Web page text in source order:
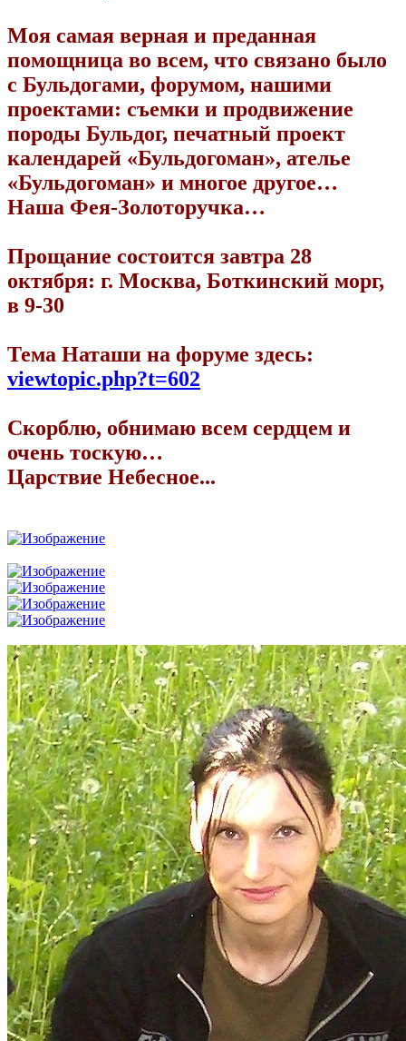
Моя самая верная и преданная
помощница во всем, что связано было
с Бульдогами, форумом, нашими
проектами: съемки и продвижение
породы Бульдог, печатный проект
календарей «Бульдогоман», ателье
«Бульдогоман» и многое другое…
Наша Фея-Золоторучка…
Прощание состоится завтра 28
октября: г. Москва, Боткинский морг,
в 9-30
Тема Наташи на форуме здесь:
viewtopic.php?t=602
Скорблю, обнимаю всем сердцем и
очень тоскую…
Царствие Небесное...